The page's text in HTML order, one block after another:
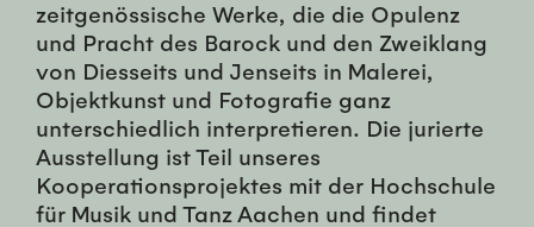
zeitgenössische Werke, die die Opulenz
und Pracht des Barock und den Zweiklang
von Diesseits und Jenseits in Malerei,
Objektkunst und Fotografie ganz
unterschiedlich interpretieren. Die jurierte
Ausstellung ist Teil unseres
Kooperationsprojektes mit der Hochschule
für Musik und Tanz Aachen und findet